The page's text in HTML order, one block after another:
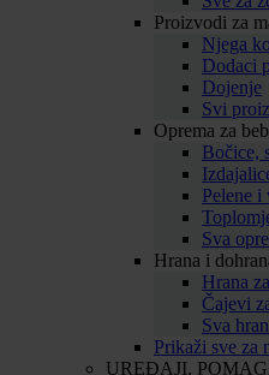
Proizvodi za
Njega
Dodaci
Dojenje
Svi
Oprema za
Bočice,
Pelene i
Sva
Hrana i
Hrana
Čajevi
Sva
Prikaži sve za
UREĐAJI,